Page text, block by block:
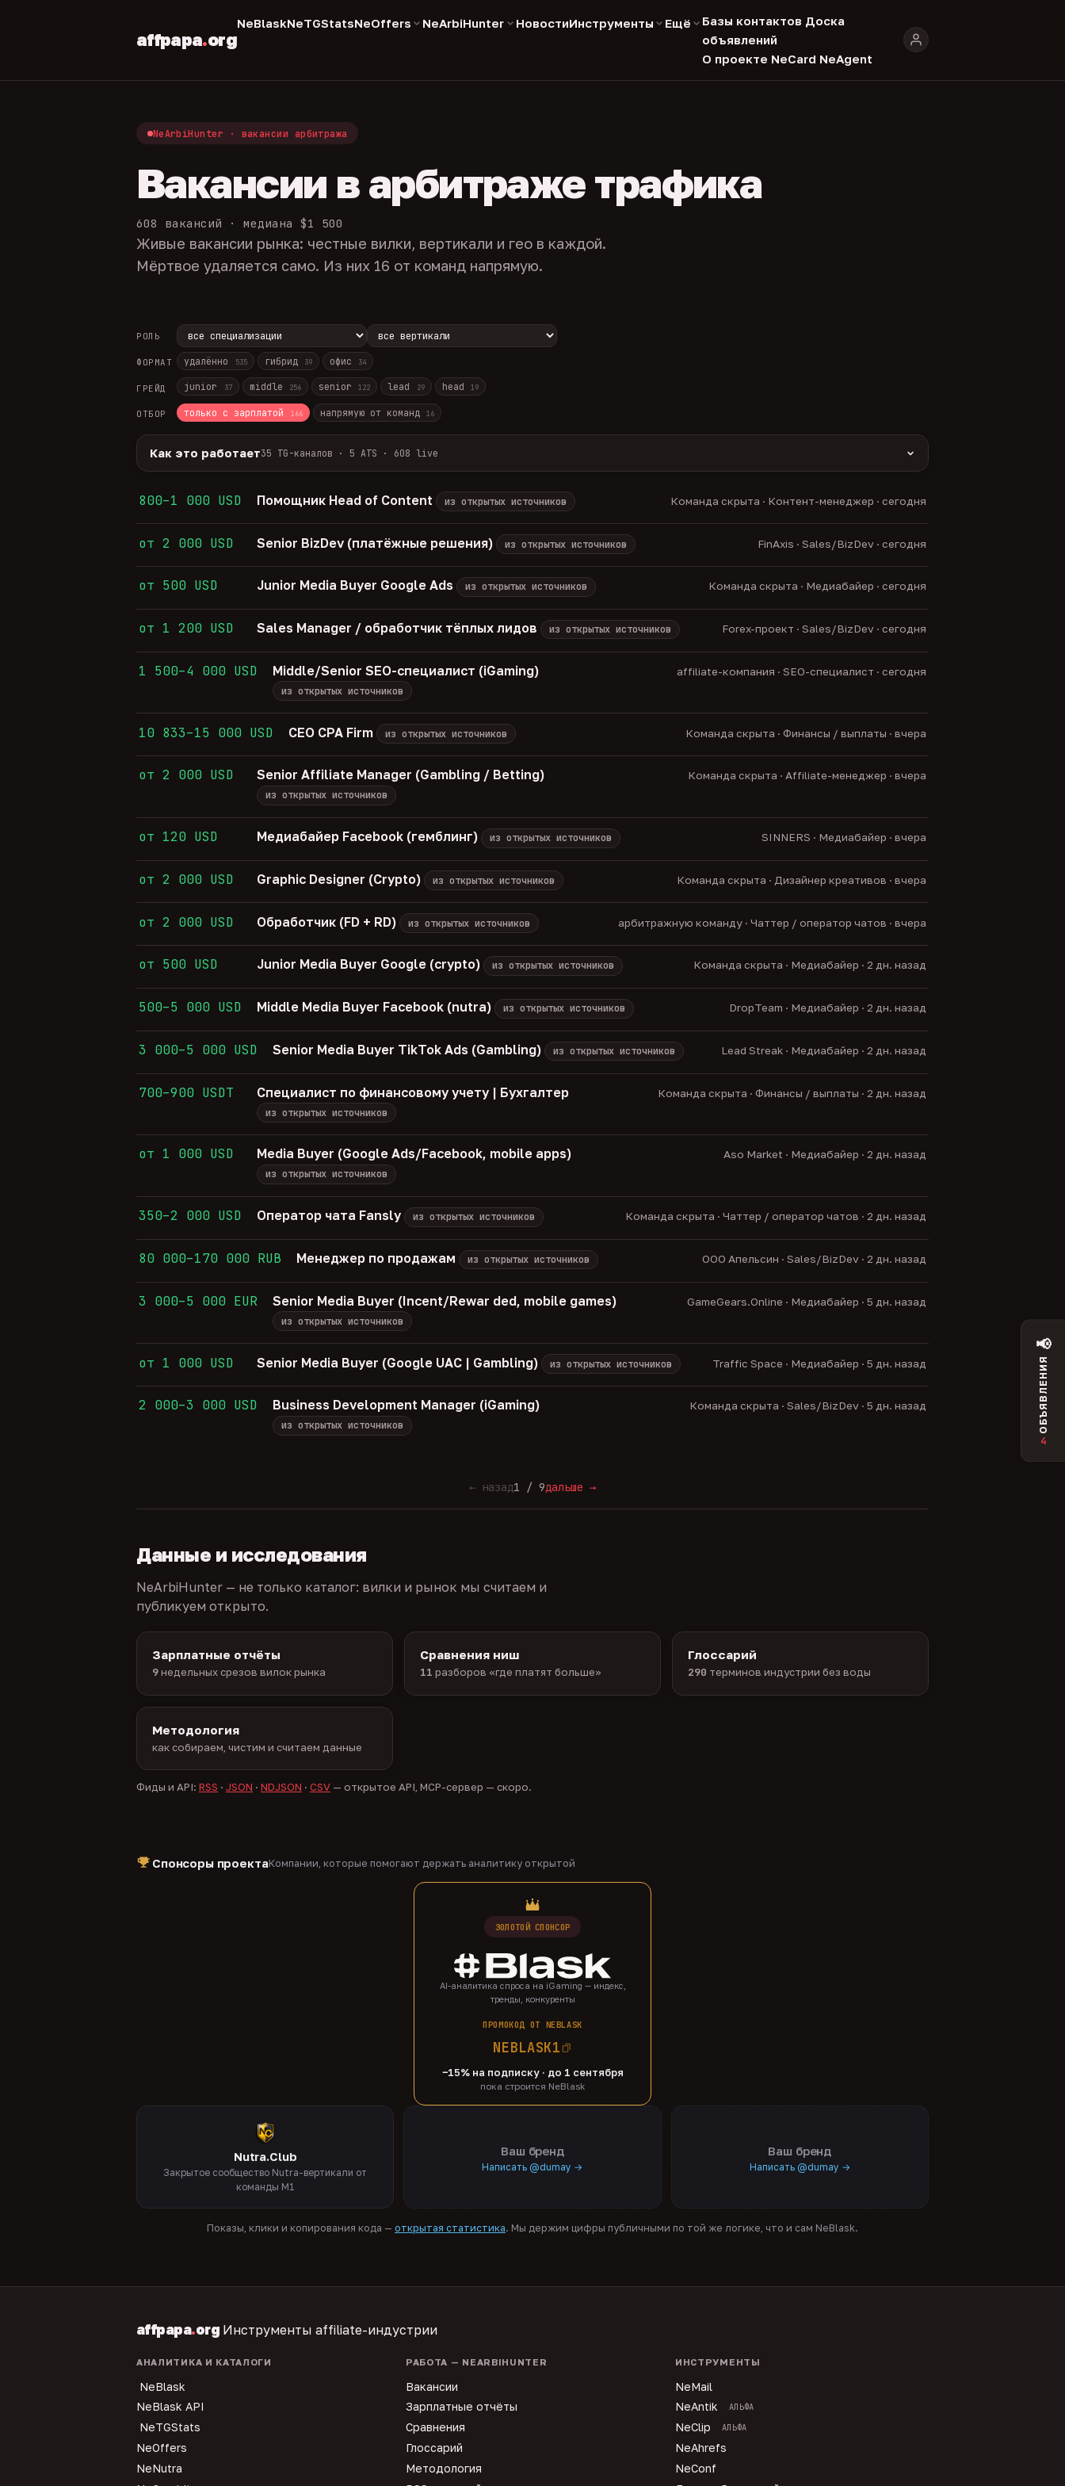
affpapa.org
NeBlaskNeTGStatsNeOffers NeArbiHunter НовостиИнструменты Ещё Базы контактов Доска
объявлений
О проекте NeCard NeAgent
NeArbiHunter · вакансии арбитража
Вакансии в арбитраже трафика
608 вакансий · медиана $1 500
Живые вакансии рынка: честные вилки, вертикали и гео в каждой.
Мёртвое удаляется само. Из них 16 от команд напрямую.
РОЛЬ
ФОРМАТ удалённо 535 гибрид 39 офис 34
ГРЕЙД junior 37 middle 256 senior 122 lead 29 head 19
ОТБОР только с зарплатой 166 напрямую от команд 16
Как это работает35 TG-каналов · 5 ATS · 608 live
Разбор:
нейронка разбирает сырец каждые 30 минут — роль, вертикаль, формат, вилка, грейд.
без предоплат и взносов, без обещаний гарантированного дохода, без увода в сторонние боты.
протухшее удаляется автоматически через 30 дней.
вакансий live — методология
800–1 000 USD Помощник Head of Content из открытых источников Команда скрыта · Контент-менеджер · сегодня
от 2 000 USD Senior BizDev (платёжные решения) из открытых источников FinAxis · Sales/BizDev · сегодня
от 500 USD Junior Media Buyer Google Ads из открытых источников Команда скрыта · Медиабайер · сегодня
от 1 200 USD Sales Manager / обработчик тёплых лидов из открытых источников Forex-проект · Sales/BizDev · сегодня
1 500–4 000 USD Middle/Senior SEO-специалист (iGaming)
из открытых источников
affiliate-компания · SEO-специалист · сегодня
10 833–15 000 USD CEO CPA Firm из открытых источников Команда скрыта · Финансы / выплаты · вчера
от 2 000 USD Senior Affiliate Manager (Gambling / Betting)
из открытых источников
Команда скрыта · Affiliate-менеджер · вчера
от 120 USD Медиабайер Facebook (гемблинг) из открытых источников SINNERS · Медиабайер · вчера
от 2 000 USD Graphic Designer (Crypto) из открытых источников Команда скрыта · Дизайнер креативов · вчера
от 2 000 USD Обработчик (FD + RD) из открытых источников арбитражную команду · Чаттер / оператор чатов · вчера
от 500 USD Junior Media Buyer Google (crypto) из открытых источников Команда скрыта · Медиабайер · 2 дн. назад
500–5 000 USD Middle Media Buyer Facebook (nutra) из открытых источников DropTeam · Медиабайер · 2 дн. назад
3 000–5 000 USD Senior Media Buyer TikTok Ads (Gambling) из открытых источников Lead Streak · Медиабайер · 2 дн. назад
700–900 USDT Специалист по финансовому учету | Бухгалтер
из открытых источников
Команда скрыта · Финансы / выплаты · 2 дн. назад
от 1 000 USD Media Buyer (Google Ads/Facebook, mobile apps)
из открытых источников
Aso Market · Медиабайер · 2 дн. назад
350–2 000 USD Оператор чата Fansly из открытых источников Команда скрыта · Чаттер / оператор чатов · 2 дн. назад
80 000–170 000 RUB Менеджер по продажам из открытых источников ООО Апельсин · Sales/BizDev · 2 дн. назад
3 000–5 000 EUR Senior Media Buyer (Incent/Rewar ded, mobile games)
из открытых источников
GameGears.Online · Медиабайер · 5 дн. назад
от 1 000 USD Senior Media Buyer (Google UAC | Gambling) из открытых источников Traffic Space · Медиабайер · 5 дн. назад
2 000–3 000 USD Business Development Manager (iGaming)
из открытых источников
Команда скрыта · Sales/BizDev · 5 дн. назад
← назад1 / 9дальше →
Данные и исследования
NeArbiHunter — не только каталог: вилки и рынок мы считаем и
публикуем открыто.
Зарплатные отчёты
9недельных срезов вилок рынка
Сравнения ниш
11 разборов «где платят больше»
Глоссарий
290 терминов индустрии без воды
Методология
как собираем, чистим и считаем данные
Фиды и API: RSS · JSON · NDJSON · CSV — открытое API, MCP-сервер — скоро.
📢
ОБЪЯВЛЕНИЯ
4
Спонсоры проектаКомпании, которые помогают держать аналитику открытой
ЗОЛОТОЙ СПОНСОР
AI-аналитика спроса на iGaming — индекс,
тренды, конкуренты
ПРОМОКОД ОТ NEBLASK
NEBLASK1
−15% на подписку · до 1 сентября
пока строится NeBlask
Nutra.Club
Закрытое сообщество Nutra-вертикали от
команды M1
Ваш бренд
Написать @dumay →
Ваш бренд
Написать @dumay →
Показы, клики и копирования кода — открытая статистика. Мы держим цифры публичными по той же логике, что и сам NeBlask.
affpapa.org Инструменты affiliate-индустрии
АНАЛИТИКА И КАТАЛОГИ
NeBlask
NeBlask API
NeTGStats
NeOffers
NeNutra
РАБОТА — NEARBIHUNTER
Вакансии
Зарплатные отчёты
Сравнения
Глоссарий
Методология
ИНСТРУМЕНТЫ
NeMail
NeAntik
АЛЬФА
NeClip АЛЬФА
NeAhrefs
NeConf